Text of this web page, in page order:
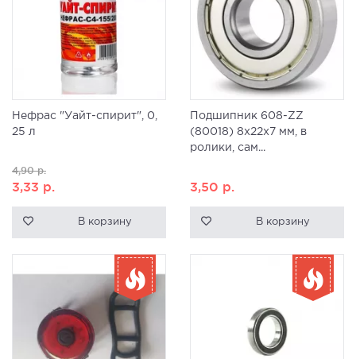
Нефрас "Уайт-спирит", 0,
25 л
4,90р.
3,33 р.
В корзину
Подшипник 608-ZZ
(80018) 8x22x7 мм, в
ролики, сам...
3,50 р.
В корзину